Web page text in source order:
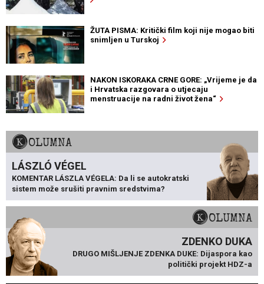
ŽUTA PISMA: Kritički film koji nije mogao biti
snimljen u Turskoj
NAKON ISKORAKA CRNE GORE: „Vrijeme je da
i Hrvatska razgovara o utjecaju
menstruacije na radni život žena“
KOLUMNA
LÁSZLÓ VÉGEL
KOMENTAR LÁSZLA VÉGELA: Da li se autokratski
sistem može srušiti pravnim sredstvima?
KOLUMNA
ZDENKO DUKA
DRUGO MIŠLJENJE ZDENKA DUKE: Dijaspora kao
politički projekt HDZ-a